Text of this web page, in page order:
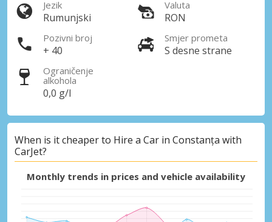
Jezik
Rumunjski
Valuta
RON
Pozivni broj
+ 40
Smjer prometa
S desne strane
Ograničenje
alkohola
0,0 g/l
When is it cheaper to Hire a Car in Constanța with
CarJet?
Monthly trends in prices and vehicle availability